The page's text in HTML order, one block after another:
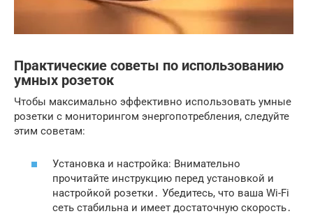
Практические советы по использованию
умных розеток
Чтобы максимально эффективно использовать умные
розетки с мониторингом энергопотребления, следуйте
этим советам:
Установка и настройка: Внимательно
прочитайте инструкцию перед установкой и
настройкой розетки․ Убедитесь, что ваша Wi-Fi
сеть стабильна и имеет достаточную скорость․